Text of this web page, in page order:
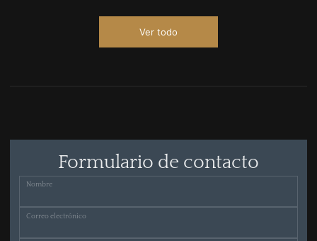
Ver todo
Formulario de contacto
Nombre
Correo electrónico